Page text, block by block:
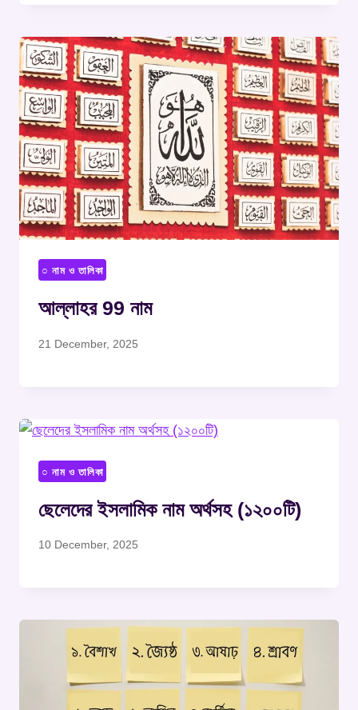
○ নাম ও তালিকা
আল্লাহর 99 নাম
21 December, 2025
○ নাম ও তালিকা
ছেলেদের ইসলামিক নাম অর্থসহ (১২০০টি)
10 December, 2025